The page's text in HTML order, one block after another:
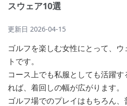
スウェア10選
更新日 2026-04-15
ゴルフを楽しむ女性にとって、
トです。
コース上でも私服としても活躍
れば、着回しの幅が広がります。
ゴルフ場でのプレイはもちろん、